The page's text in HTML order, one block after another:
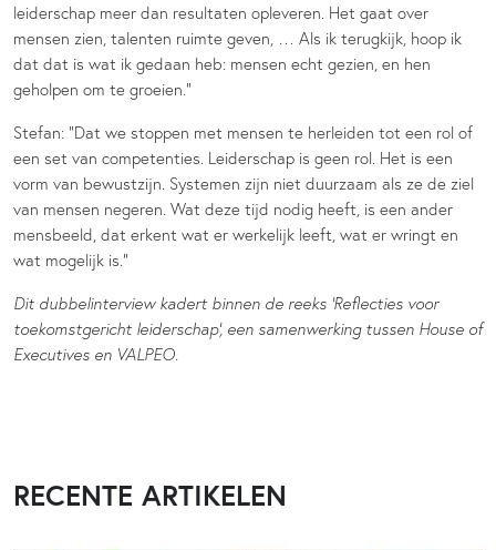
leiderschap meer dan resultaten opleveren. Het gaat over
mensen zien, talenten ruimte geven, … Als ik terugkijk, hoop ik
dat dat is wat ik gedaan heb: mensen echt gezien, en hen
geholpen om te groeien.”
Stefan: “Dat we stoppen met mensen te herleiden tot een rol of
een set van competenties. Leiderschap is geen rol. Het is een
vorm van bewustzijn. Systemen zijn niet duurzaam als ze de ziel
van mensen negeren. Wat deze tijd nodig heeft, is een ander
mensbeeld, dat erkent wat er werkelijk leeft, wat er wringt en
wat mogelijk is.”
Dit dubbelinterview kadert binnen de reeks ‘Reflecties voor
toekomstgericht leiderschap’, een samenwerking tussen House of
Executives en VALPEO.
RECENTE ARTIKELEN